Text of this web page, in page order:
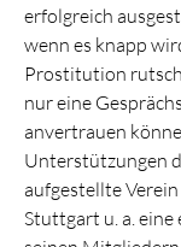
erfolgreich
wenn es knapp
Prostitution
nur eine
anvertrauen
Unterstützungen
aufgestellte
Stuttgart u. a.